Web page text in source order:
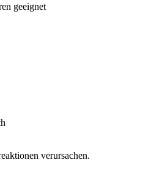
geeignet
verursachen.